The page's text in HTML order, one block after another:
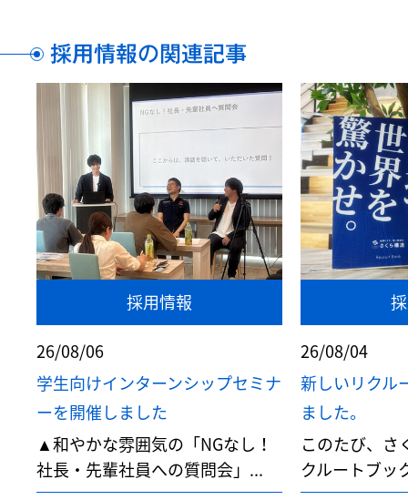
採用情報の関連記事
採用情報
26/08/06
学生向けインターンシップセミナ
ーを開催しました
▲和やかな雰囲気の「NGなし！
社長・先輩社員への質問会」...
26/08/04
新しいリクル
ました。
このたび、さ
クルートブッ